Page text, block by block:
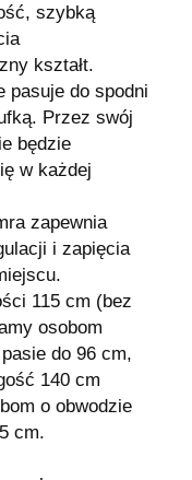
szybką
kształt.
pasuje do spodni
Przez swój
będzie
w każdej
zapewnia
i zapięcia
115 cm (bez
osobom
do 96 cm,
140 cm
o obwodzie
cm.